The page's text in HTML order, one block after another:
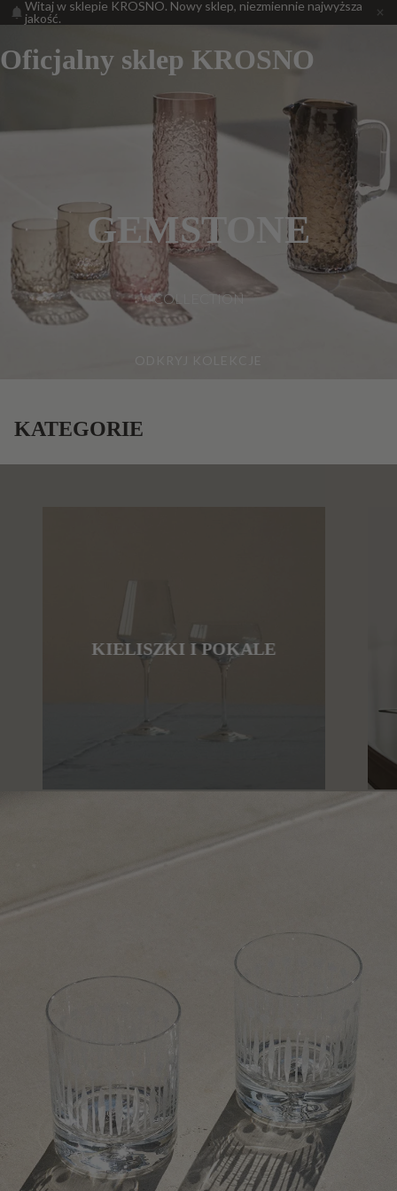
Witaj w sklepie KROSNO. Nowy sklep, niezmiennie najwyższa
jakość.
Oficjalny sklep KROSNO
GEMSTONE
COLLECTION
KATEGORIE
KIELISZKI I POKALE